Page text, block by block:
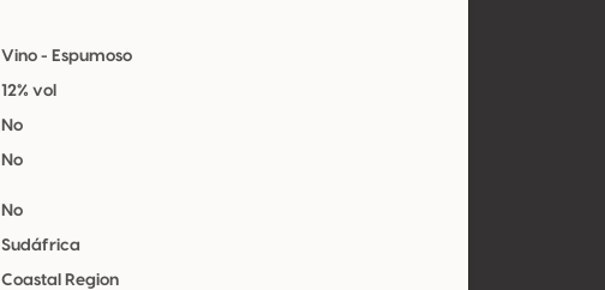
Vino - Espumoso
12% vol
No
No
No
Sudáfrica
Coastal Region